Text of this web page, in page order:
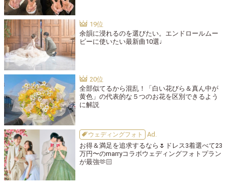
余韻に浸れるのを選びたい。エンドロールムー
ビーに使いたい最新曲10選♩
全部似てるから混乱！「白い花びら＆真ん中が
黄色」の代表的な５つのお花を区別できるよう
に解説
ウェディングフォト
お得＆満足を追求するなら🌷ドレス3着選べて23
万円〜のmarryコラボウェディングフォトプラン
が最強🫶🏻